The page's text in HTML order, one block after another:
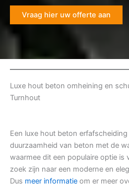
Vraag hier uw offerte aan
Luxe hout beton omheining en
Turnhout
Een luxe hout beton
duurzaamheid van beton met de
waarmee dit een populaire optie is
zoek zijn naar een moderne en
Dus meer informatie om er meer